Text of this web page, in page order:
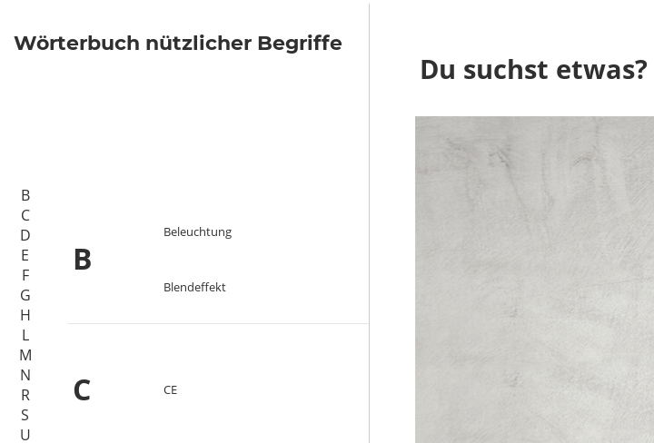
Wörterbuch nützlicher Begriffe
B
C
D
E
F
G
H
L
M
N
R
S
U
B
Beleuchtung
Blendeffekt
C CE
Du suchst etwas?